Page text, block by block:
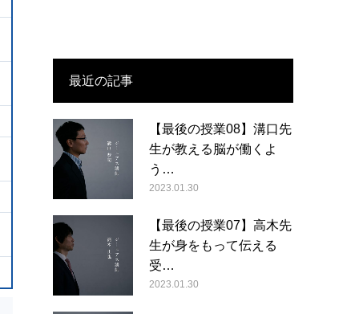
最近の記事
【最後の授業08】溝口先
生が教える脳が働くよ
う…
2023.01.30
【最後の授業07】高木先
生が身をもって伝える
受…
2023.01.30